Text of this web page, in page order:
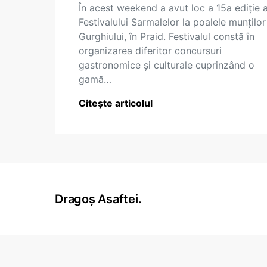
În acest weekend a avut loc a 15a ediţie
Festivalului Sarmalelor la poalele munţilor
Gurghiului, în Praid. Festivalul constă în
organizarea diferitor concursuri
gastronomice şi culturale cuprinzând o
gamă…
Citește articolul
Dragoș Asaftei.